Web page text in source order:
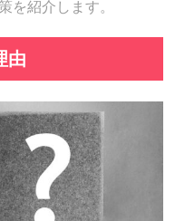
を紹介します。
由